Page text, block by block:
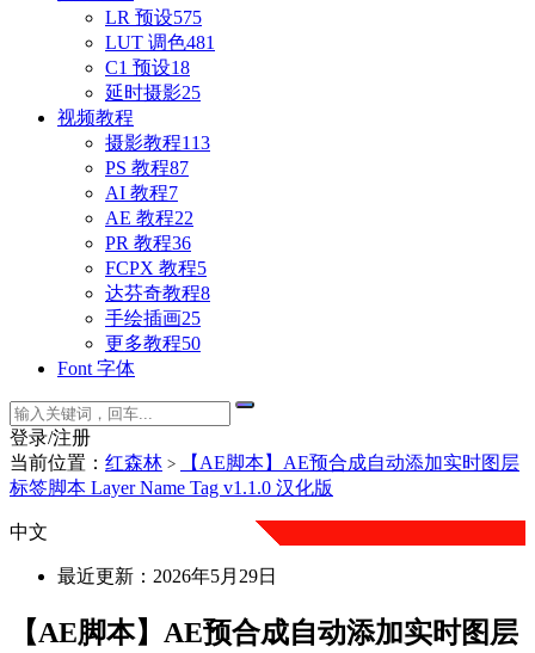
LR 预设575
LUT 调色481
C1 预设18
延时摄影25
视频教程
摄影教程113
PS 教程87
AI 教程7
AE 教程22
PR 教程36
FCPX 教程5
达芬奇教程8
手绘插画25
更多教程50
Font 字体
登录/注册
当前位置： 红森林 >
【AE脚本】AE预合成自动添加实时图层
标签脚本 Layer Name Tag v1.1.0 汉化版
中文
最近更新：2026年5月29日
【AE脚本】AE预合成自动添加实时图层